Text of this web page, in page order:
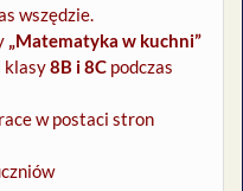
wszędzie.
„Matematyka w kuchni”
klasy8B i 8C podczas
w postaci stron